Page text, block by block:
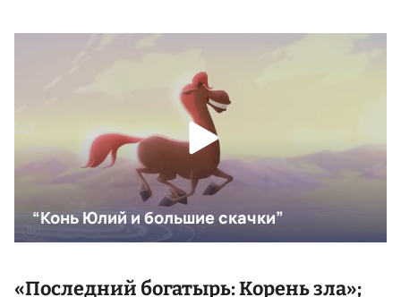
«Последний богатырь: Корень зла»;